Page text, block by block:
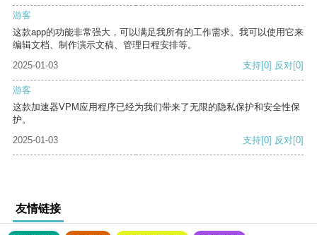
游客
这款app的功能非常强大，可以满足我所有的工作需求。我可以使用它来
编辑文档、制作演示文稿、管理日程安排等。
2025-01-03
支持[0] 反对[0]
游客
这款加速器VPM应用程序已经为我们带来了无限的隐私保护和安全性保
护。
2025-01-03
支持[0] 反对[0]
友情链接